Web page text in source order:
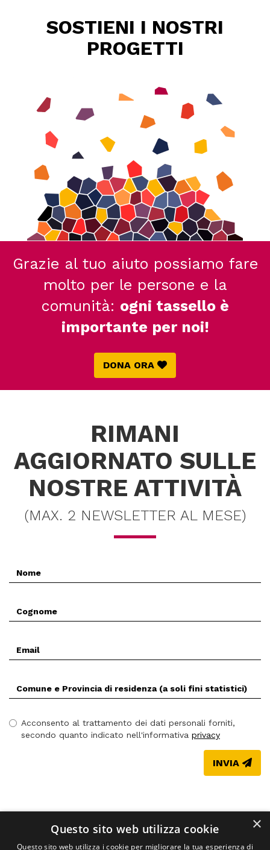
SOSTIENI I NOSTRI
PROGETTI
Grazie al tuo aiuto possiamo fare
molto per le persone e la
comunità: ogni tassello è
importante per noi!
DONA ORA
RIMANI
AGGIORNATO SULLE
NOSTRE ATTIVITÀ
(MAX. 2 NEWSLETTER AL MESE)
Nome
*
Cognome
*
Email
*
Comune
(Prov.)
residenza
Acconsento al trattamento dei dati personali forniti,
secondo quanto indicato nell'informativa privacy
INVIA
×
Questo sito web utilizza cookie
Questo sito web utilizza i cookie per migliorare la tua esperienza di